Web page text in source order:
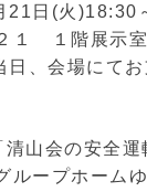
21日(火)18:30
１ １階展示室
、会場にてお
山会の安全運
ループホーム